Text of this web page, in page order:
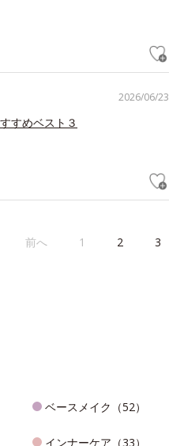
2026/06/23
すめベスト３
前へ 1 2 3
ベースメイク（52）
インナーケア（33）